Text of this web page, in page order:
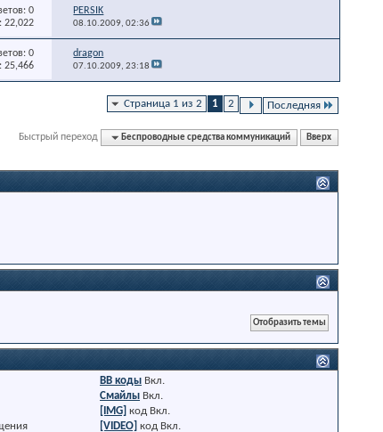
0
22,022
PERSIK
08.10.2009,02:36
0
25,466
dragon
07.10.2009,23:18
Страница 1 из 2 1 2 Последняя
Быстрый переход Беспроводные средства коммуникаций Вверх
BB коды Вкл.
Смайлы Вкл.
[IMG] код Вкл.
[VIDEO] код Вкл.